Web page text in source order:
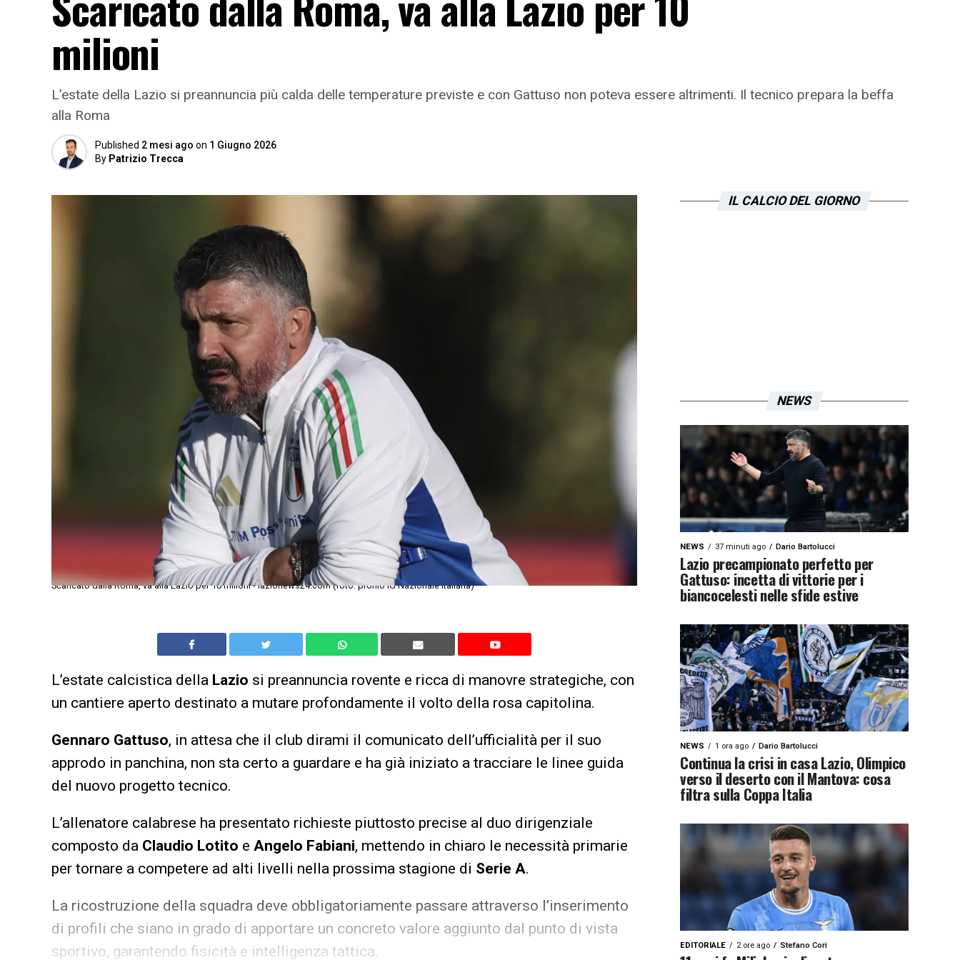
milioni
L’estate della Lazio si preannuncia più calda delle temperature previste e con Gattuso non poteva essere altrimenti. Il tecnico prepara la beffa
alla Roma
Published 2 mesi ago on 1 Giugno 2026
By Patrizio Trecca
Scaricato dalla Roma, va alla Lazio per 10 milioni - lazionews24.com (foto: profilo IG Nazionale Italiana)
L’estate calcistica della Lazio si preannuncia rovente e ricca di manovre strategiche, con
un cantiere aperto destinato a mutare profondamente il volto della rosa capitolina.
Gennaro Gattuso, in attesa che il club dirami il comunicato dell’ufficialità per il suo
approdo in panchina, non sta certo a guardare e ha già iniziato a tracciare le linee guida
del nuovo progetto tecnico.
L’allenatore calabrese ha presentato richieste piuttosto precise al duo dirigenziale
composto da Claudio Lotito e Angelo Fabiani, mettendo in chiaro le necessità primarie
per tornare a competere ad alti livelli nella prossima stagione di Serie A.
La ricostruzione della squadra deve obbligatoriamente passare attraverso l’inserimento
di profili che siano in grado di apportare un concreto valore aggiunto dal punto di vista
sportivo, garantendo fisicità e intelligenza tattica.
IL CALCIO DEL GIORNO
NEWS
NEWS 37 minuti ago Dario Bartolucci
Lazio precampionato perfetto per
Gattuso: incetta di vittorie per i
biancocelesti nelle sfide estive
NEWS 1 ora ago Dario Bartolucci
Continua la crisi in casa Lazio, Olimpico
verso il deserto con il Mantova: cosa
filtra sulla Coppa Italia
EDITORIALE 2 ore ago Stefano Cori